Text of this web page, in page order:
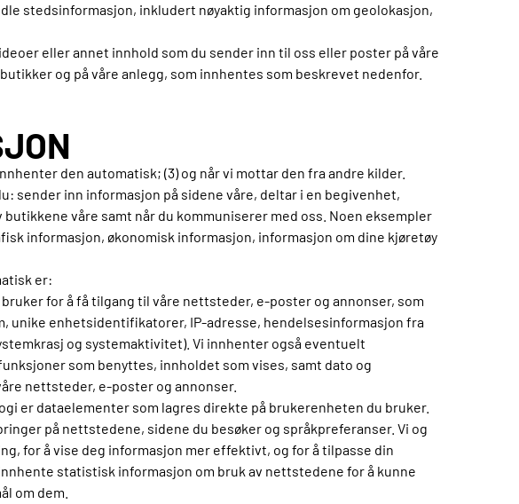
stedsinformasjon, inkludert nøyaktig informasjon om geolokasjon,
eller annet innhold som du sender inn til oss eller poster på våre
og på våre anlegg, som innhentes som beskrevet nedenfor.
den automatisk; (3) og når vi mottar den fra andre kilder.
sender inn informasjon på sidene våre, deltar i en begivenhet,
våre samt når du kommuniserer med oss. Noen eksempler
informasjon, økonomisk informasjon, informasjon om dine kjøretøy
er:
for å få tilgang til våre nettsteder, e-poster og annonser, som
unike enhetsidentifikatorer, IP-adresse, hendelsesinformasjon fra
og systemaktivitet). Vi innhenter også eventuelt
som benyttes, innholdet som vises, samt dato og
nettsteder, e-poster og annonser.
er dataelementer som lagres direkte på brukerenheten du bruker.
på nettstedene, sidene du besøker og språkpreferanser. Vi og
for å vise deg informasjon mer effektivt, og for å tilpasse din
statistisk informasjon om bruk av nettstedene for å kunne
om dem.